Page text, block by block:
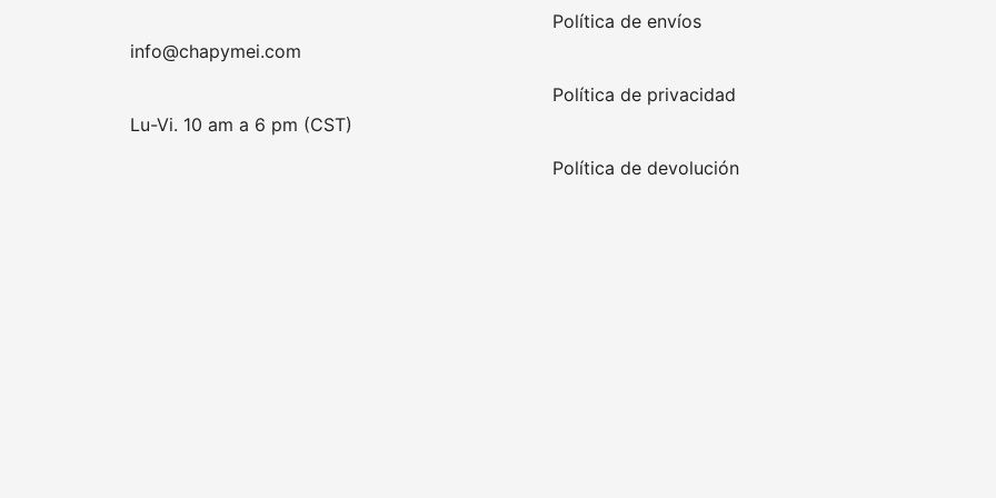
info@chapymei.com
Lu-Vi. 10 am a 6 pm (CST)
Política de envíos
Política de privacidad
Política de devolución